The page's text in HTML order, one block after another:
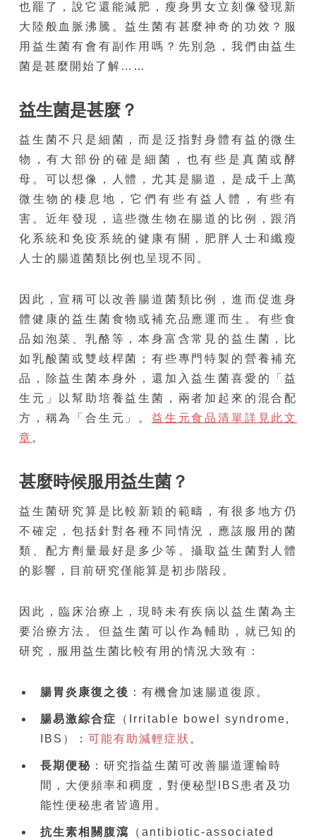
也罷了，說它還能減肥，瘦身男女立刻像發現新
大陸般血脈沸騰。益生菌有甚麼神奇的功效？服
用益生菌有會有副作用嗎？先別急，我們由益生
菌是甚麼開始了解……
益生菌是甚麼？
益生菌不只是細菌，而是泛指對身體有益的微生
物，有大部份的確是細菌，也有些是真菌或酵
母。可以想像，人體，尤其是腸道，是成千上萬
微生物的棲息地，它們有些有益人體，有些有
害。近年發現，這些微生物在腸道的比例，跟消
化系統和免疫系統的健康有關，肥胖人士和纖瘦
人士的腸道菌類比例也呈現不同。
因此，宣稱可以改善腸道菌類比例，進而促進身
體健康的益生菌食物或補充品應運而生。有些食
品如泡菜、乳酪等，本身富含常見的益生菌，比
如乳酸菌或雙歧桿菌；有些專門特製的營養補充
品，除益生菌本身外，還加入益生菌喜愛的「益
生元」以幫助培養益生菌，兩者加起來的混合配
方，稱為「合生元」。 益生元食品清單詳見此文
章 。
甚麼時候服用益生菌？
益生菌研究算是比較新穎的範疇，有很多地方仍
不確定，包括針對各種不同情況，應該服用的菌
類、配方劑量最好是多少等。攝取益生菌對人體
的影響，目前研究僅能算是初步階段。
因此，臨床治療上，現時未有疾病以益生菌為主
要治療方法。但益生菌可以作為輔助，就已知的
研究，服用益生菌比較有用的情況大致有：
腸胃炎康復之後 ：有機會加速腸道復原。
腸易激綜合症
（Irritable bowel syndrome,
IBS）： 可能有助減輕症狀 。
長期便秘 ：研究指益生菌可改善腸道運輸時
間，大便頻率和稠度，對便秘型IBS患者及功
能性便秘患者皆適用。
抗生素相關腹瀉
（antibiotic-associated